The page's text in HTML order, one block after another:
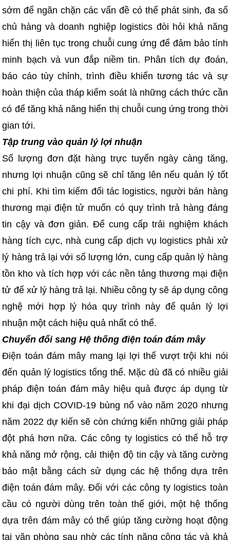
sớm để ngăn chặn các vấn đề có thể phát sinh, đa số
chủ hàng và doanh nghiệp logistics đòi hỏi khả năng
hiển thị liên tục trong chuỗi cung ứng để đảm bảo tính
minh bạch và vun đắp niềm tin. Phân tích dự đoán,
báo cáo tùy chỉnh, trình điều khiển tương tác và sự
hoàn thiện của tháp kiểm soát là những cách thức cần
có để tăng khả năng hiển thị chuỗi cung ứng trong thời
gian tới.
Tập trung vào quản lý lợi nhuận
Số lượng đơn đặt hàng trực tuyến ngày càng tăng,
nhưng lợi nhuận cũng sẽ chỉ tăng lên nếu quản lý tốt
chi phí. Khi tìm kiếm đối tác logistics, người bán hàng
thương mại điện tử muốn có quy trình trả hàng đáng
tin cậy và đơn giản. Để cung cấp trải nghiệm khách
hàng tích cực, nhà cung cấp dịch vụ logistics phải xử
lý hàng trả lại với số lượng lớn, cung cấp quản lý hàng
tồn kho và tích hợp với các nền tảng thương mại điện
tử để xử lý hàng trả lại. Nhiều công ty sẽ áp dụng công
nghệ mới hợp lý hóa quy trình này để quản lý lợi
nhuận một cách hiệu quả nhất có thể.
Chuyển đổi sang Hệ thống điện toán đám mây
Điện toán đám mây mang lại lợi thế vượt trội khi nói
đến quản lý logistics tổng thể. Mặc dù đã có nhiều giải
pháp điện toán đám mây hiệu quả được áp dụng từ
khi đại dịch COVID-19 bùng nổ vào năm 2020 nhưng
năm 2022 dự kiến sẽ còn chứng kiến những giải pháp
đột phá hơn nữa. Các công ty logistics có thể hỗ trợ
khả năng mở rộng, cải thiện độ tin cậy và tăng cường
bảo mật bằng cách sử dụng các hệ thống dựa trên
điện toán đám mây. Đối với các công ty logistics toàn
cầu có người dùng trên toàn thế giới, một hệ thống
dựa trên đám mây có thể giúp tăng cường hoạt động
tại văn phòng sau nhờ các tính năng cộng tác và khả